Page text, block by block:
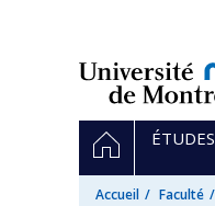
Navigation
principale
ACCUEIL
ÉTUDES
Accueil Faculté